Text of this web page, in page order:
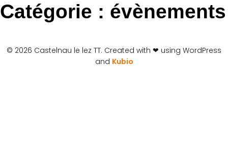
Catégorie : évènements
© 2026 Castelnau le lez TT. Created with ❤ using WordPress
and Kubio